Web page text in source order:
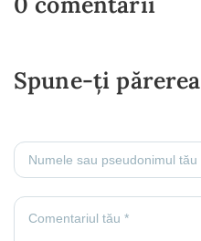
Spune-ți părerea